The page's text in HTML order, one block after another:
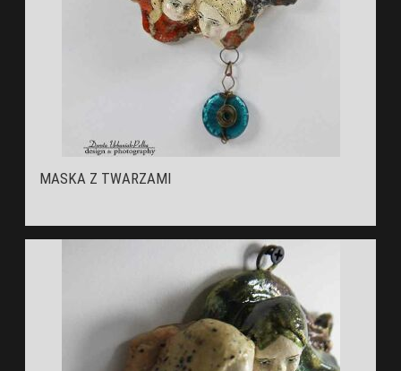
MASKA Z TWARZAMI